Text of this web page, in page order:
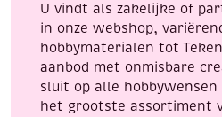
U vindt als zakelijke of
in onze webshop,
hobbymaterialen tot
aanbod met onmisbare
sluit op alle
het grootste assortiment